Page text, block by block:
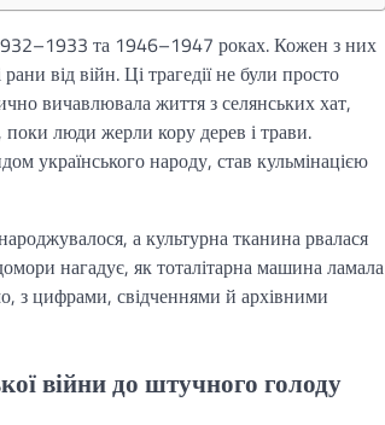
та 1946–1947 роках. Кожен з них
від війн. Ці трагедії не були просто
вичавлювала життя з селянських хат,
люди жерли кору дерев і трави.
українського народу, став кульмінацією
а культурна тканина рвалася
нагадує, як тоталітарна машина ламала
з цифрами, свідченнями й архівними
війни до штучного голоду